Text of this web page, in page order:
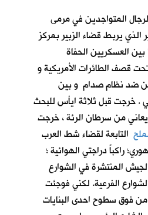
المتواجدين في مرمى
الذي يربط قضاء الزبير بمركز
العسكريين الحفاة
قصف الطائرات الأمريكية و
ضد نظام صدام و بين
. خرجت قبل ثلاثة ايأس للبحث
من سرطان الرئة ، خرجت
التابعة لقضاء شط العرب
راكباً دراجتي الهوائية ؛
المنتشرة في الشوارع
الفرعية. لكني فوجئت
من فوق سطوح احدى البنايات